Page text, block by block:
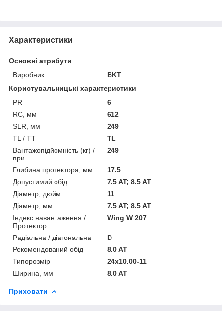
Характеристики
Основні атрибути
Виробник
BKT
Користувальницькі характеристики
PR
6
RC, мм
612
SLR, мм
249
TL / TT
TL
Вантажопідйомність (кг) /
при
249
Глибина протектора, мм
17.5
Допустимий обід
7.5 AT; 8.5 AT
Діаметр, дюйм
11
Діаметр, мм
7.5 AT; 8.5 AT
Індекс навантаження /
Протектор
Wing W 207
Радіальна / діагональна
D
Рекомендований обід
8.0 AT
Типорозмір
24x10.00-11
Ширина, мм
8.0 AT
Приховати